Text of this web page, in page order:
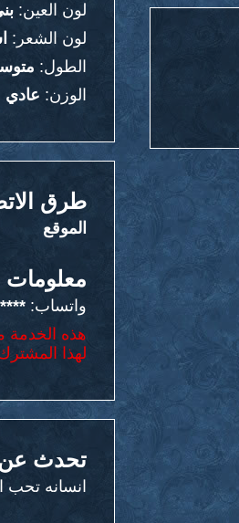
لون العين:
لون الشعر:
الطول:
الوزن: عادي
طرق
الموقع
معلومات
واتساب:
هذه
لهذا
تحدث
انسانه تحب